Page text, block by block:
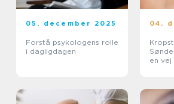
05. december 2025
Forstå psykologens rolle
i dagligdagen
04.
en